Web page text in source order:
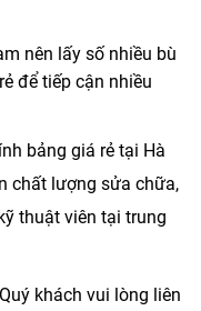
nên lấy số nhiều bù
để tiếp cận nhiều
bảng giá rẻ tại Hà
chất lượng sửa chữa,
thuật viên tại trung
khách vui lòng liên